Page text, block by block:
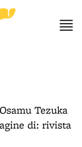
Tezuka
di: rivista